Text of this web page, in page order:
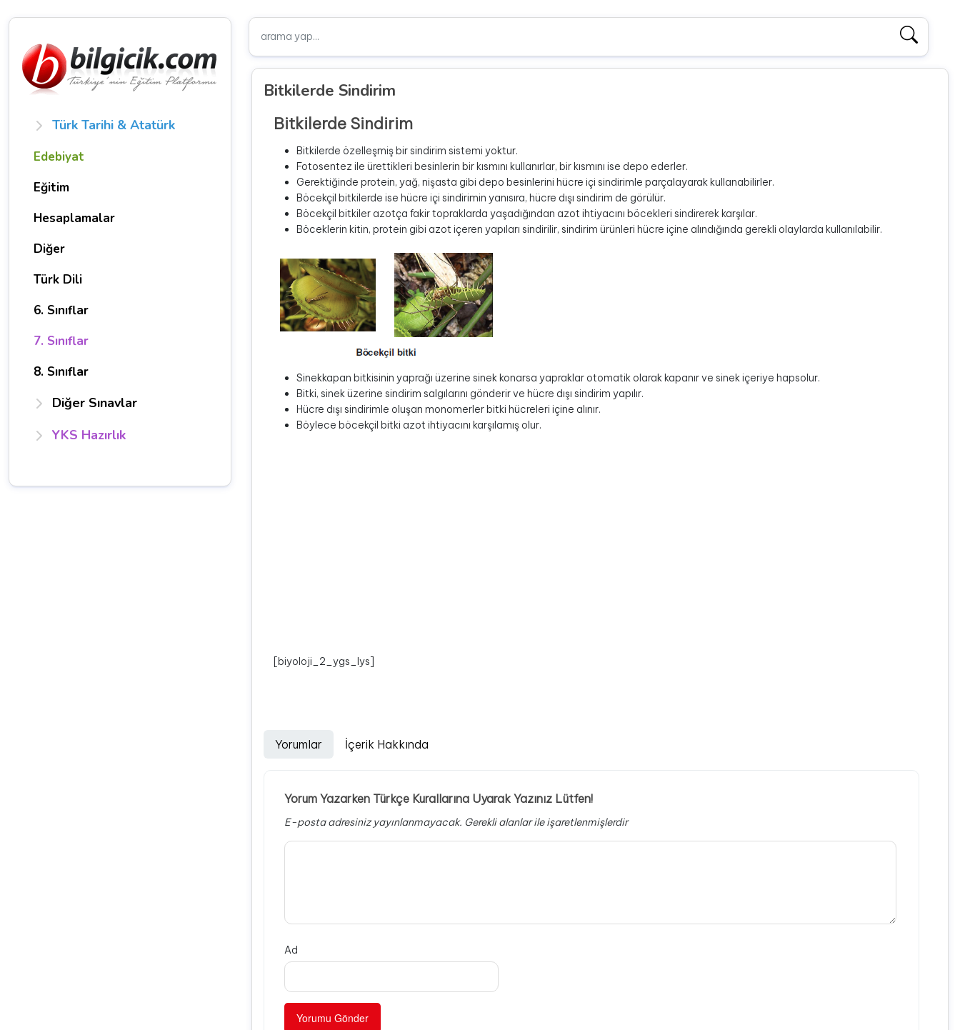
Türk Tarihi & Atatürk
Edebiyat
Eğitim
Hesaplamalar
Diğer
Türk Dili
6. Sınıflar
7. Sınıflar
8. Sınıflar
Diğer Sınavlar
YKS Hazırlık
Bitkilerde Sindirim
Bitkilerde Sindirim
Bitkilerde özelleşmiş bir sindirim sistemi yoktur.
Fotosentez ile ürettikleri besinlerin bir kısmını kullanırlar, bir kısmını ise depo ederler.
Gerektiğinde protein, yağ, nişasta gibi depo besinlerini hücre içi sindirimle parçalayarak kullanabilirler.
Böcekçil bitkilerde ise hücre içi sindirimin yanısıra, hücre dışı sindirim de görülür.
Böcekçil bitkiler azotça fakir topraklarda yaşadığından azot ihtiyacını böcekleri sindirerek karşılar.
Böceklerin kitin, protein gibi azot içeren yapıları sindirilir, sindirim ürünleri hücre içine alındığında gerekli olaylarda kullanılabilir.
Sinekkapan bitkisinin yaprağı üzerine sinek konarsa yapraklar otomatik olarak kapanır ve sinek içeriye hapsolur.
Bitki, sinek üzerine sindirim salgılarını gönderir ve hücre dışı sindirim yapılır.
Hücre dışı sindirimle oluşan monomerler bitki hücreleri içine alınır.
Böylece böcekçil bitki azot ihtiyacını karşılamış olur.
[biyoloji_2_ygs_lys]
Yorumlar İçerik Hakkında
Yorum Yazarken Türkçe Kurallarına Uyarak Yazınız Lütfen!
E-posta adresiniz yayınlanmayacak. Gerekli alanlarile işaretlenmişlerdir
Ad